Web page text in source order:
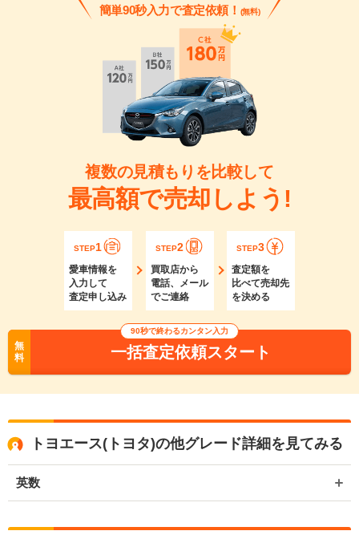
簡単90秒入力で査定依頼！ (無料)
複数の見積もりを比較して
最高額で売却しよう!
STEP1
愛車情報を
入力して
査定申し込み
STEP2
買取店から
電話、メール
でご連絡
STEP3
査定額を
比べて売却先
を決める
無
料
90秒で終わるカンタン入力
一括査定依頼スタート
トヨエース(トヨタ)の他グレード詳細を見てみる
英数